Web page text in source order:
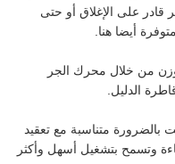
قادر على الإغلاق أو حتى
أيضا هنا.
من خلال محرك الجر
الدليل.
متناسبة مع تعقيد
وتسمح بتشغيل أسهل وأكثر